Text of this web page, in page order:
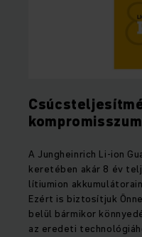
A Jungheinrich Li-ion
keretében akár 8 év
lítiumion
Ezért is biztosítjuk
belül bármikor
az eredeti